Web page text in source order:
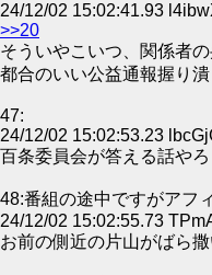
24/12/02 15:02:41.93
>>20
そういやこいつ、関係者
都合のいい公益通報握り
47:
24/12/02 15:02:53.23
百条委員会が答える話やろ
48:番組の途中ですがアフ
24/12/02 15:02:55.73
お前の側近の片山がばら